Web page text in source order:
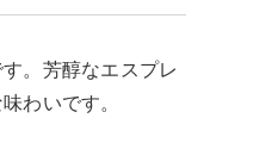
。芳醇なエスプレ
わいです。